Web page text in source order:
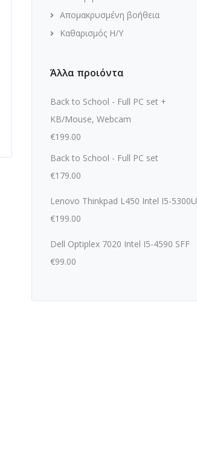
Απομακρυσμένη βοήθεια
Καθαρισμός Η/Υ
Άλλα προιόντα
Back to School - Full PC set +
KB/Mouse, Webcam
€199.00
Back to School - Full PC set
€179.00
Lenovo Thinkpad L450 Intel I5-5300U
€199.00
Dell Optiplex 7020 Intel I5-4590 SFF
€99.00